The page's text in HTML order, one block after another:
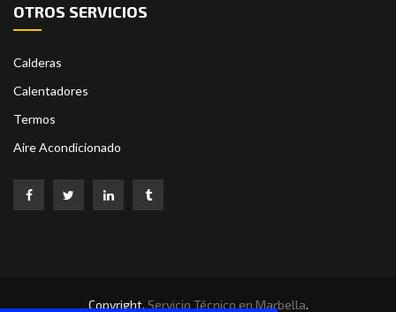
OTROS SERVICIOS
Calderas
Calentadores
Termos
Aire Acondicionado
Copyright. Servicio Técnico en Marbella.